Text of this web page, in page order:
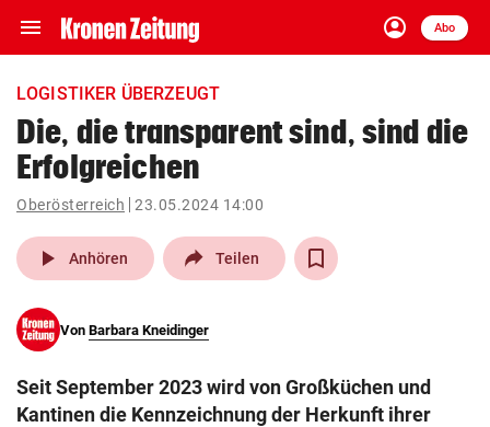
menu Navigation
ein-/ausklappen
account_circle
Anmelden
Abo
close Schließen
account_circle Anmelden
pin_drop
Wien arrow_right
search
eingeben
LOGISTIKER ÜBERZEUGT
Die, die transparent sind, sind die
Erfolgreichen
Oberösterreich 23.05.2024 14:00
play_arrow Anhören Teilen
Von Barbara Kneidinger
Seit September 2023 wird von Großküchen und
Kantinen die Kennzeichnung der Herkunft ihrer